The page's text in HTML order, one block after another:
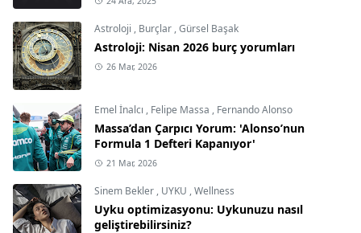
Astroloji , Burçlar ,Gürsel Başak
Astroloji: Nisan 2026 burç yorumları
26 Mar, 2026
Emel İnalcı , Felipe Massa , Fernando Alonso
Massa’dan Çarpıcı Yorum: 'Alonso’nun
Formula 1 Defteri Kapanıyor'
21 Mar, 2026
Sinem Bekler , UYKU ,Wellness
Uyku optimizasyonu: Uykunuzu nasıl
geliştirebilirsiniz?